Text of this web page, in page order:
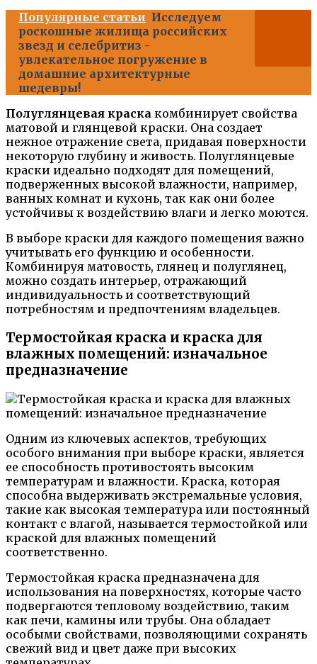
Популярные статьи Исследуем
роскошные жилища российских
звезд и селебритиз -
увлекательное погружение в
домашние архитектурные
шедевры!
Полуглянцевая краска комбинирует свойства
матовой и глянцевой краски. Она создает
нежное отражение света, придавая поверхности
некоторую глубину и живость. Полуглянцевые
краски идеально подходят для помещений,
подверженных высокой влажности, например,
ванных комнат и кухонь, так как они более
устойчивы к воздействию влаги и легко моются.
В выборе краски для каждого помещения важно
учитывать его функцию и особенности.
Комбинируя матовость, глянец и полуглянец,
можно создать интерьер, отражающий
индивидуальность и соответствующий
потребностям и предпочтениям владельцев.
Термостойкая краска и краска для
влажных помещений: изначальное
предназначение
Одним из ключевых аспектов, требующих
особого внимания при выборе краски, является
ее способность противостоять высоким
температурам и влажности. Краска, которая
способна выдерживать экстремальные условия,
такие как высокая температура или постоянный
контакт с влагой, называется термостойкой или
краской для влажных помещений
соответственно.
Термостойкая краска предназначена для
использования на поверхностях, которые часто
подвергаются тепловому воздействию, таким
как печи, камины или трубы. Она обладает
особыми свойствами, позволяющими сохранять
свежий вид и цвет даже при высоких